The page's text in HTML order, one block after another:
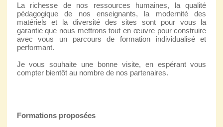
La richesse de nos ressources humaines, la qualité
pédagogique de nos enseignants, la modernité des
matériels et la diversité des sites sont pour vous la
garantie que nous mettrons tout en œuvre pour construire
avec vous un parcours de formation individualisé et
performant.
Je vous souhaite une bonne visite, en espérant vous
compter bientôt au nombre de nos partenaires.
Formations proposées